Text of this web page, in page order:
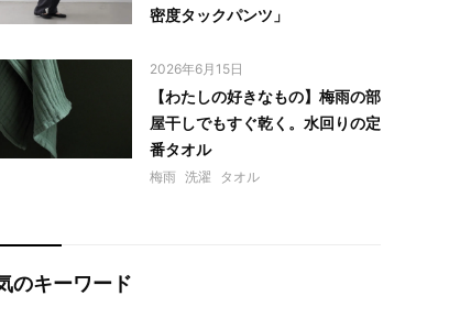
密度タックパンツ」
2026年6月15日
【わたしの好きなもの】梅雨の部
屋干しでもすぐ乾く。水回りの定
番タオル
梅雨 洗濯 タオル
のキーワード